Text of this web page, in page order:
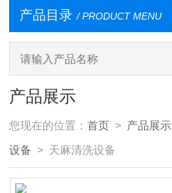
产品目录 / PRODUCT MENU
产品展示
您现在的位置：首页 > 产品展示
设备 > 天麻清洗设备